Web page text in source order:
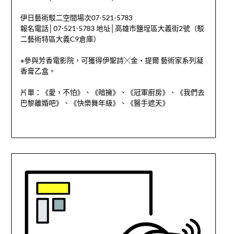
伊日藝術駁二空間場次07-521-5783
報名電話│07-521-5783 地址│高雄市鹽埕區大義街2號（駁
二藝術特區大義C9倉庫）
※參與芳香電影院，可獲得伊聖詩╳金‧提爾 藝術家系列凝
香膏乙盒。
片單：《愛，不怕》、《暗擁》、《冠軍廚房》、《我們去
巴黎離婚吧》、《快樂舞年級》、《醫手遮天》